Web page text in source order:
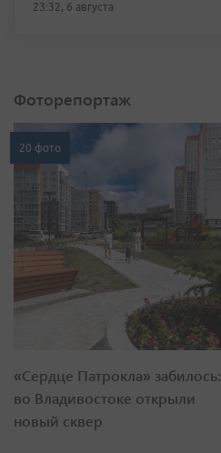
23:32, 6 августа
Фоторепортаж
20 фото
«Сердце Патрокла» забилось:
во Владивостоке открыли
новый сквер